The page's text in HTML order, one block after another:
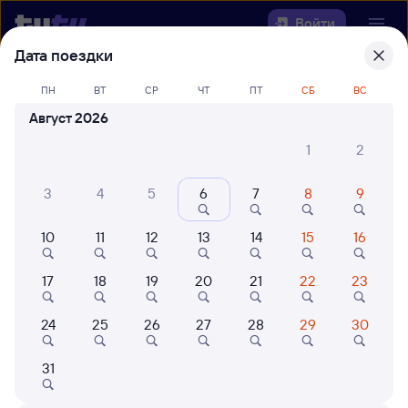
Войти
Выберите день, чтобы найтиж/д
билеты Полтавская — Тоннельная
42 млн путешествуют с
Когда
Кто едет
Дата поездки
ПН ВТ СР ЧТ ПТ СБ ВС
Август 2026
1
2
3 4 5 6 7 8 9
10 11 12 13 14 15 16
17 18 19 20 21 22 23
24 25 26 27 28 29 30
31